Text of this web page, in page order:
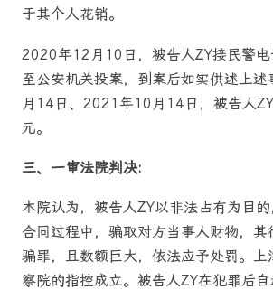
于其个人花销。
2020年12月10日，被告人ZY接民警电
至公安机关投案，到案后如实供述上
月14日、2021年10月14日，被告人
元。
三、一审法院判决:
本院认为，被告人ZY以非法占有为目
合同过程中，骗取对方当事人财物，其
骗罪，且数额巨大，依法应予处罚。上
察院的指控成立。被告人ZY在犯罪后